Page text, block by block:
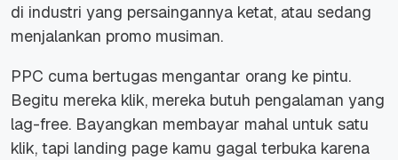
di industri yang persaingannya ketat, atau sedang
menjalankan promo musiman.
PPC cuma bertugas mengantar orang ke pintu.
Begitu mereka klik, mereka butuh pengalaman yang
lag-free. Bayangkan membayar mahal untuk satu
klik, tapi landing page kamu gagal terbuka karena